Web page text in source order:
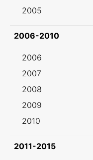
2005
2006-2010
2006
2007
2008
2009
2010
2011-2015